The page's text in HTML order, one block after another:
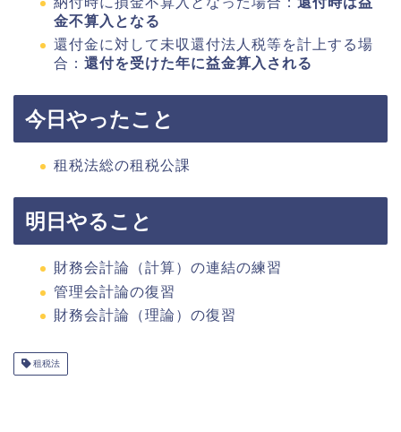
金不算入となる
還付金に対して未収還付法人税等を計上する場
合： 還付を受けた年に益金算入される
今日やったこと
租税法総の租税公課
明日やること
財務会計論（計算）の連結の練習
管理会計論の復習
財務会計論（理論）の復習
租税法